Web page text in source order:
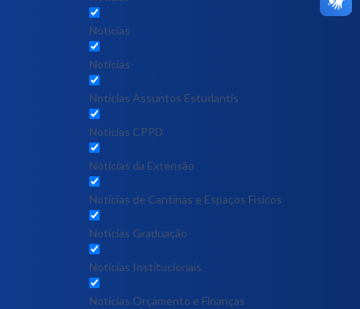
Notícias
Notícias
Notícias Assuntos Estudantis
Notícias CPPD
Notícias da Extensão
Notícias de Cantinas e Espaços Físicos
Notícias Graduação
Notícias Institucionais
Notícias Orçamento e Finanças